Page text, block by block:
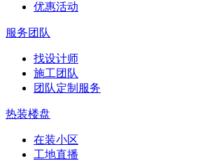
优惠活动
服务团队
找设计师
施工团队
团队定制服务
热装楼盘
在装小区
工地直播